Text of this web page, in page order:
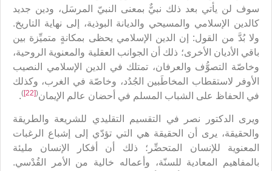
سوف لن يأتي بعد ذلك نبيٌّ بمعنى النبيّ المرسَل، ودين جديد
كالدين الإسلامي والمسيحي والديانة البوذية، إلى نهاية التاريخ.
ولا بُدَّ من القول: إن الدين الإسلامي يحظى بمكانةٍ متميِّزة بين
باقي الأديان الأخرى؛ ذلك أن الجوانب العقلية والمعنوية الروحية،
وخاصّة التصوُّف والعرفان، تمتلك في الدين الإسلامي النصيب
الأوفر لاستقطاب المخاطَبين الجُدُد، وخاصّة في الغرب، وكذلك
في الحفاظ على الشباب المسلم في أحضان عالم الإيمان(
[22]
)
.
ويرى الدكتور نصر في التقسيم التقليدي للشريعة والطريقة
والحقيقة، يرى أن الحقيقة هي التي تؤدّي إلى إشباع الرغبات
المعنوية للإنسان المتحضِّر؛ ذلك أن أفكار الإنسان مليئة
بالمفاهيم المعادية للسنّة، وأعماله خالية من الأمر القُدْسي.